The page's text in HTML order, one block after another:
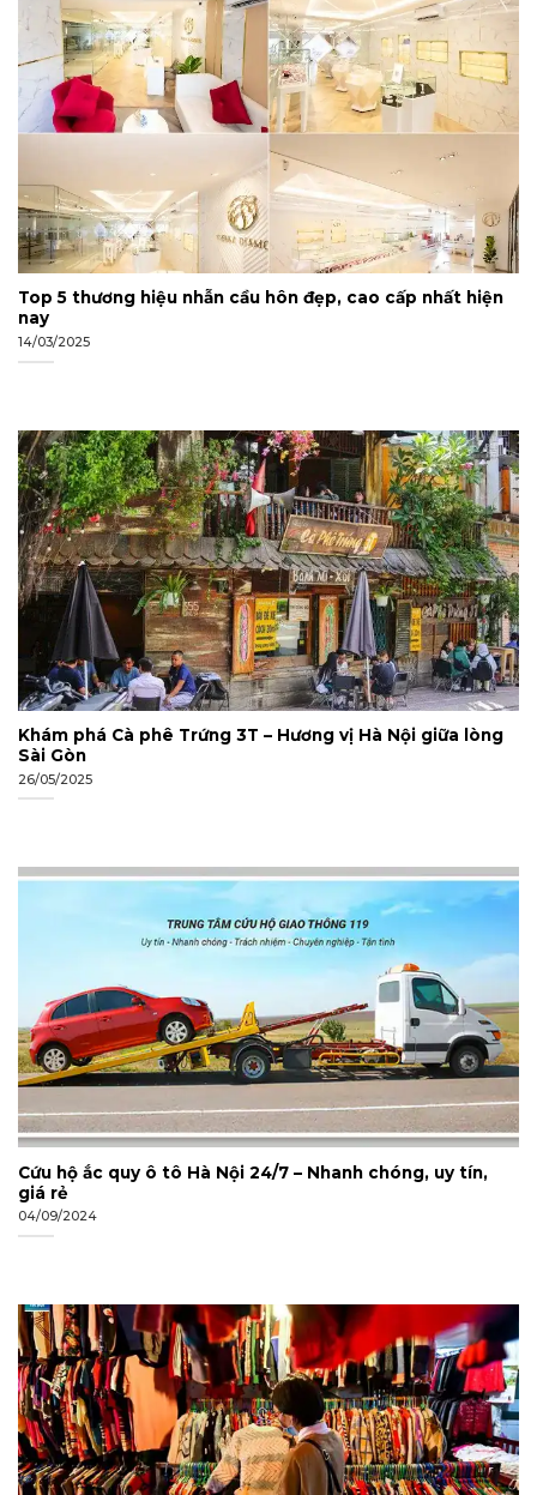
Top 5 thương hiệu nhẫn cầu hôn đẹp, cao cấp nhất hiện
nay
14/03/2025
Khám phá Cà phê Trứng 3T – Hương vị Hà Nội giữa lòng
Sài Gòn
26/05/2025
Cứu hộ ắc quy ô tô Hà Nội 24/7 – Nhanh chóng, uy tín,
giá rẻ
04/09/2024